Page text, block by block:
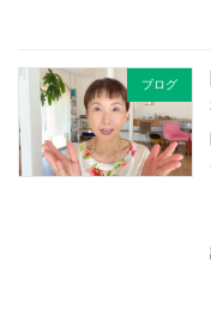
ブログ